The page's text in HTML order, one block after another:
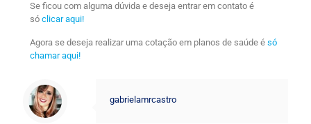
Se ficou com alguma dúvida e deseja entrar em contato é
só clicar aqui!
Agora se deseja realizar uma cotação em planos de saúde é só
chamar aqui!
gabrielamrcastro